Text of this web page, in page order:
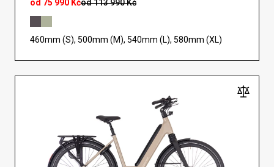
od 75 990 Kčod 113 990 Kč
460mm (S), 500mm (M), 540mm (L), 580mm (XL)